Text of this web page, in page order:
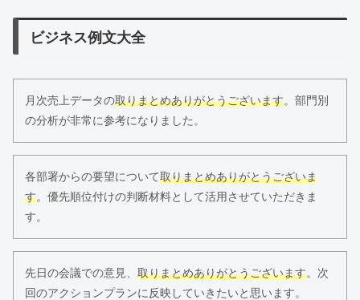
ビジネス例文大全
月次売上データの取りまとめありがとうございます。部門別
の分析が非常に参考になりました。
各部署からの要望について取りまとめありがとうございま
す。優先順位付けの判断材料として活用させていただきま
す。
先日の会議での意見、 取りまとめありがとうございます。次
回のアクションプランに反映していきたいと思います。